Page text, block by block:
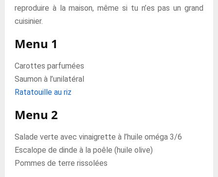
reproduire à la maison, même si tu n’es pas un grand
cuisinier.
Menu 1
Carottes parfumées
Saumon à l’unilatéral
Ratatouille au riz
Menu 2
Salade verte avec vinaigrette à l’huile oméga 3/6
Escalope de dinde à la poêle (huile olive)
Pommes de terre rissolées